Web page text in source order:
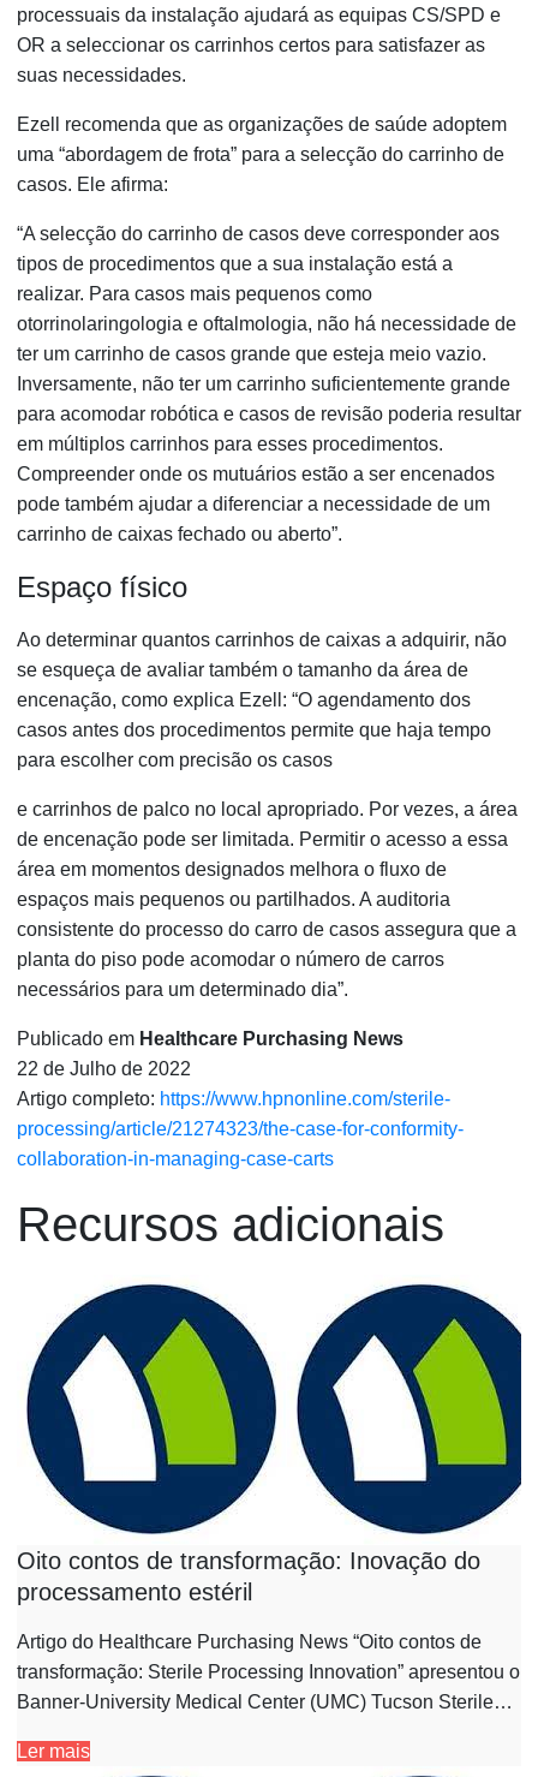
processuais da instalação ajudará as equipas CS/SPD e
OR a seleccionar os carrinhos certos para satisfazer as
suas necessidades.
Ezell recomenda que as organizações de saúde adoptem
uma “abordagem de frota” para a selecção do carrinho de
casos. Ele afirma:
“A selecção do carrinho de casos deve corresponder aos
tipos de procedimentos que a sua instalação está a
realizar. Para casos mais pequenos como
otorrinolaringologia e oftalmologia, não há necessidade de
ter um carrinho de casos grande que esteja meio vazio.
Inversamente, não ter um carrinho suficientemente grande
para acomodar robótica e casos de revisão poderia resultar
em múltiplos carrinhos para esses procedimentos.
Compreender onde os mutuários estão a ser encenados
pode também ajudar a diferenciar a necessidade de um
carrinho de caixas fechado ou aberto”.
Espaço físico
Ao determinar quantos carrinhos de caixas a adquirir, não
se esqueça de avaliar também o tamanho da área de
encenação, como explica Ezell: “O agendamento dos
casos antes dos procedimentos permite que haja tempo
para escolher com precisão os casos
e carrinhos de palco no local apropriado. Por vezes, a área
de encenação pode ser limitada. Permitir o acesso a essa
área em momentos designados melhora o fluxo de
espaços mais pequenos ou partilhados. A auditoria
consistente do processo do carro de casos assegura que a
planta do piso pode acomodar o número de carros
necessários para um determinado dia”.
Publicado em Healthcare Purchasing News
22 de Julho de 2022
Artigo completo: https://www.hpnonline.com/sterile-
processing/article/21274323/the-case-for-conformity-
collaboration-in-managing-case-carts
Recursos adicionais
Oito contos de transformação: Inovação do
processamento estéril
Artigo do Healthcare Purchasing News “Oito contos de
transformação: Sterile Processing Innovation” apresentou o
Banner-University Medical Center (UMC) Tucson Sterile…
Ler mais